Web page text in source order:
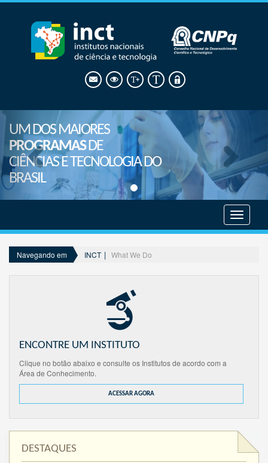
UM DOS MAIORES
PROGRAMASDE
CIÊNCIAS E TECNOLOGIA DO
BRASIL
menu
Navegando em INCT What We Do
ENCONTRE UM INSTITUTO
Clique no botão abaixo e consulte os Institutos de acordo com a
Área de Conhecimento.
ACESSAR AGORA
DESTAQUES